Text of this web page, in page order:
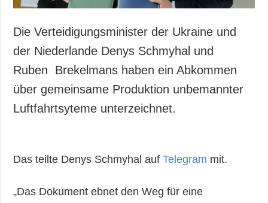
Die Verteidigungsminister der Ukraine und
der Niederlande Denys Schmyhal und
Ruben Brekelmans haben ein Abkommen
über gemeinsame Produktion unbemannter
Luftfahrtsyteme unterzeichnet.
Das teilte Denys Schmyhal aufTelegram mit.
„Das Dokument ebnet den Weg für eine